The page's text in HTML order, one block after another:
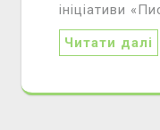
ініціативи
Читати далі